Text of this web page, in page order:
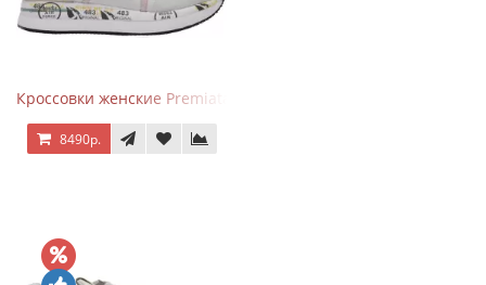
Кроссовки женские Premiata Conny бежево-серые с розовым
8490р.